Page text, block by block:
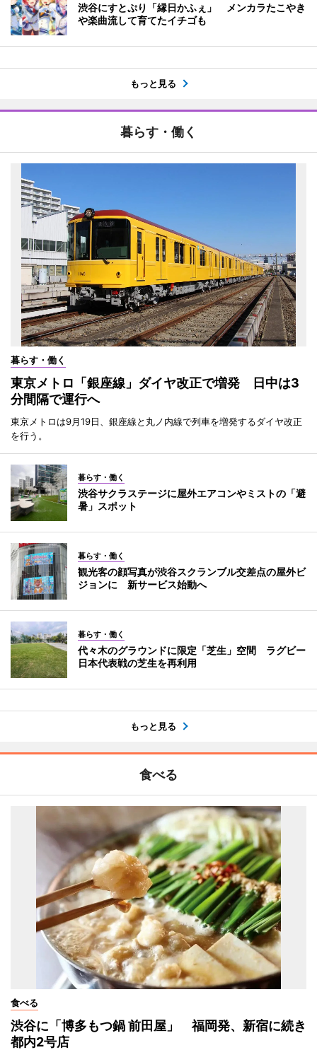
渋谷にすとぷり「縁日かふぇ」 メンカラたこやき
や楽曲流して育てたイチゴも
もっと見る
暮らす・働く
暮らす・働く
東京メトロ「銀座線」ダイヤ改正で増発 日中は3
分間隔で運行へ
東京メトロは9月19日、銀座線と丸ノ内線で列車を増発するダイヤ改正
を行う。
暮らす・働く
渋谷サクラステージに屋外エアコンやミストの「避
暑」スポット
暮らす・働く
観光客の顔写真が渋谷スクランブル交差点の屋外ビ
ジョンに 新サービス始動へ
暮らす・働く
代々木のグラウンドに限定「芝生」空間 ラグビー
日本代表戦の芝生を再利用
もっと見る
食べる
食べる
渋谷に「博多もつ鍋 前田屋」 福岡発、新宿に続き
都内2号店